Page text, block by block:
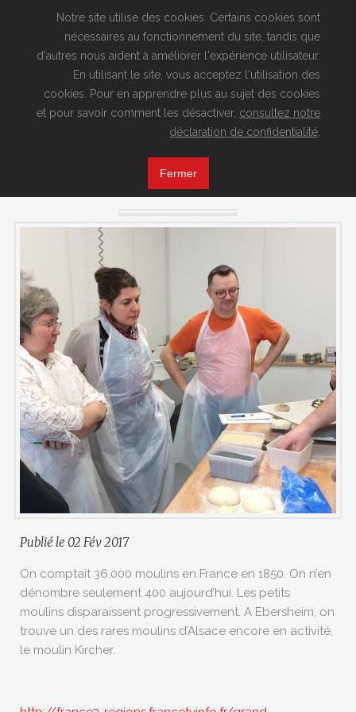
Artisan Meunier depuis 1760
MENU
Au four et au
moulin
Publié le 02 Fév 2017
On comptait 36.000 moulins en France en 1850. On n’en
dénombre seulement 400 aujourd’hui. Les petits
moulins disparaissent progressivement. A Ebersheim, on
trouve un des rares moulins d’Alsace encore en activité,
le moulin Kircher.
Notre site utilise des cookies. Certains cookies sont
nécessaires au fonctionnement du site, tandis que
d'autres nous aident à améliorer l'expérience utilisateur.
En utilisant le site, vous acceptez l'utilisation des
cookies. Pour en apprendre plus au sujet des cookies
et pour savoir comment les désactiver, consultez notre
déclaration de confidentialité
Fermer